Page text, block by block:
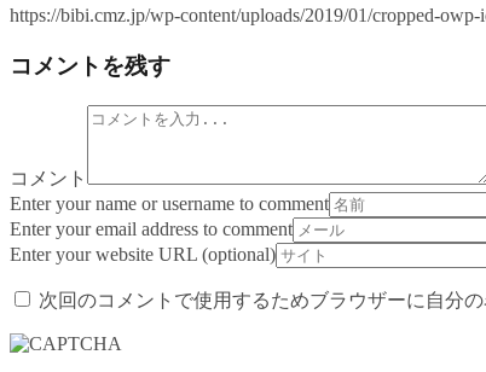
https://bibi.cmz.jp/wp-content/uploads/2019/01/cropped-owp-
コメントを残す
コメント
Enter your name or username to comment
Enter your email address to comment
Enter your website URL (optional)
次回のコメントで使用するためブラウザーに自分